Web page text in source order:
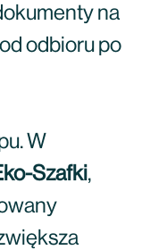
na
odbioru po
W
Szafki,